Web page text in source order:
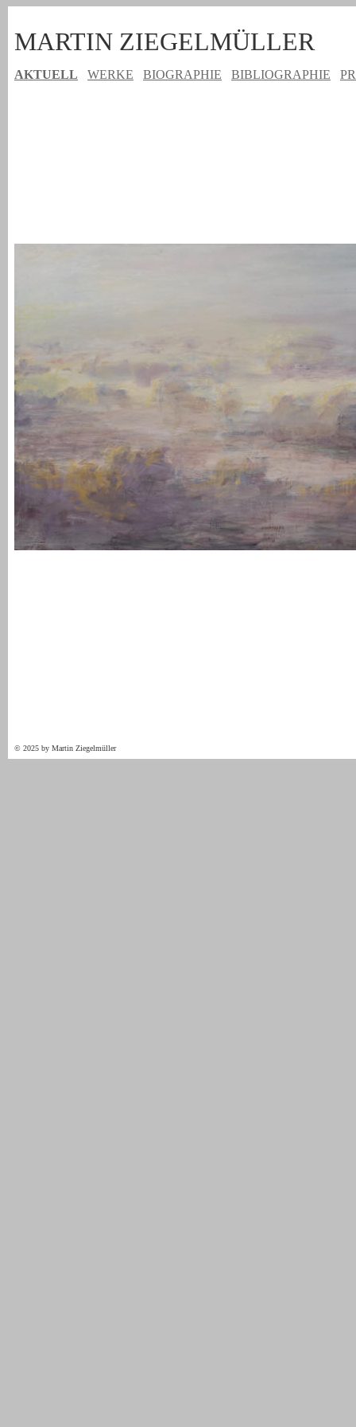
MARTIN ZIEGELMÜLLER
AKTUELL WERKE BIOGRAPHIE BIBLIOGRAPHIE
© 2025 by Martin Ziegelmüller